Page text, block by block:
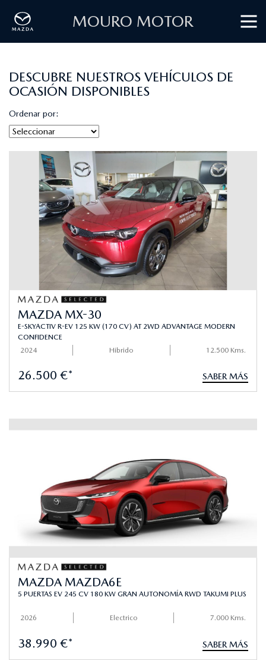
MOURO MOTOR
DESCUBRE NUESTROS VEHÍCULOS DE
OCASIÓN DISPONIBLES
Ordenar por:
MAZDA MX-30
E-SKYACTIV R-EV 125 KW (170 CV) AT 2WD ADVANTAGE MODERN
CONFIDENCE
2024
Hibrido 12.500 Kms.
26.500 €* SABER MÁS
MAZDA MAZDA6E
5 PUERTAS EV 245 CV 180 KW GRAN AUTONOMÍA RWD TAKUMI PLUS
2026 Electrico 7.000 Kms.
38.990 €* SABER MÁS